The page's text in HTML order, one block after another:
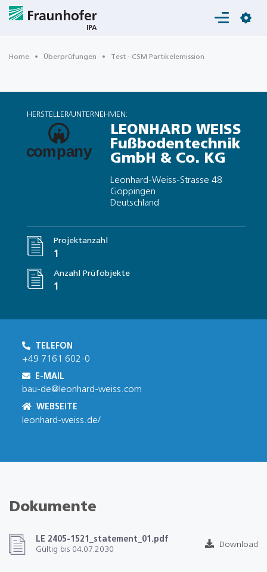
Login
Home Überprüfungen Test - CSM Partikelemission
HERSTELLER/UNTERNEHMEN:
LEONHARD WEISS
Fußbodentechnik
GmbH & Co. KG
Leonhard-Weiss-Strasse 48
Göppingen
Deutschland
Projektanzahl
1
Anzahl Prüfobjekte
1
TELEFON
+49 7161 602-0
E-MAIL
bau-de@leonhard-weiss.com
WEBSEITE
leonhard-weiss.de/
Dokumente
LE 2405-1521_statement_01.pdf
Gültig bis 04.07.2030
Download